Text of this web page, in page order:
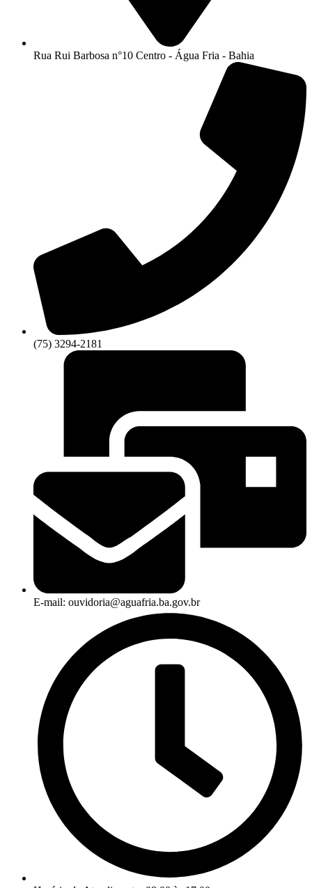
Rua Rui Barbosa n°10 Centro - Água Fria - Bahia
(75) 3294-2181
E-mail: ouvidoria@aguafria.ba.gov.br